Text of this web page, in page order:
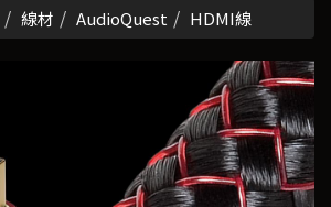
線材 AudioQuest HDMI線